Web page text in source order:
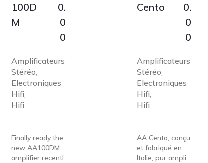
100D
M
0.
0
0
Amplificateurs
Stéréo
Electroniques
Hifi
Hifi
Finally ready the
new AA100DM
amplifier recentl
Cento
0.
0
0
Amplificateurs
Stéréo
Electroniques
Hifi
Hifi
AA Cento, conçu
et fabriqué en
Italie, pur ampli